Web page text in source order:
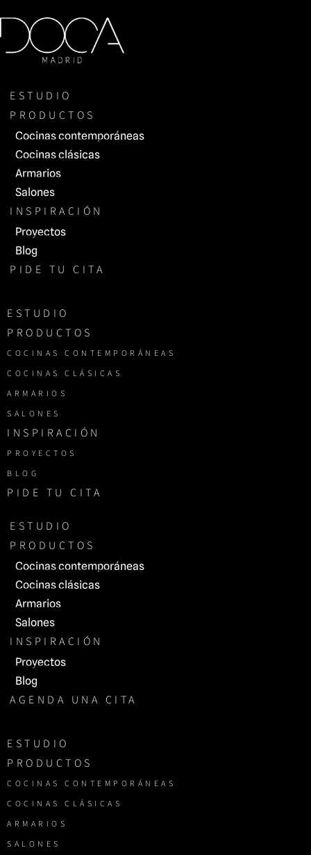
Saltar
al
ESTUDIO
PRODUCTOS
Cocinas contemporáneas
Cocinas clásicas
Armarios
Salones
INSPIRACIÓN
Proyectos
Blog
PIDE TU CITA
ESTUDIO
PRODUCTOS
COCINAS CONTEMPORÁNEAS
COCINAS CLÁSICAS
ARMARIOS
SALONES
INSPIRACIÓN
PROYECTOS
BLOG
PIDE TU CITA
ESTUDIO
PRODUCTOS
Cocinas contemporáneas
Cocinas clásicas
Armarios
Salones
INSPIRACIÓN
Proyectos
Blog
AGENDA UNA CITA
ESTUDIO
PRODUCTOS
COCINAS CONTEMPORÁNEAS
COCINAS CLÁSICAS
ARMARIOS
SALONES